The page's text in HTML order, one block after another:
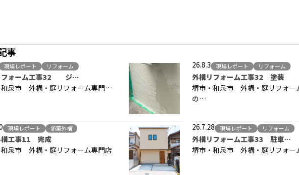
事
現場レポート リフォーム
フォーム工事32 ジ…
和泉市 外構・庭リフォーム専門…
26.8.3 現場レポート リフォーム
外構リフォーム工事32 塗装
堺市・和泉市 外構・庭リフォー
の…
現場レポート 新築外構
構工事11 完成
泉市 外構・庭リフォーム専門店
26.7.28 現場レポート リフォーム
外構リフォーム工事33 駐車…
堺市・和泉市 外構・庭リフォ